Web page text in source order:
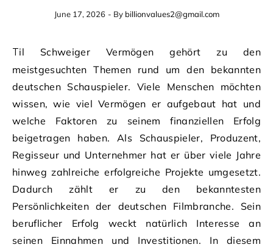
June 17, 2026 - By billionvalues2@gmail.com
Til Schweiger Vermögen gehört zu den
meistgesuchten Themen rund um den bekannten
deutschen Schauspieler. Viele Menschen möchten
wissen, wie viel Vermögen er aufgebaut hat und
welche Faktoren zu seinem finanziellen Erfolg
beigetragen haben. Als Schauspieler, Produzent,
Regisseur und Unternehmer hat er über viele Jahre
hinweg zahlreiche erfolgreiche Projekte umgesetzt.
Dadurch zählt er zu den bekanntesten
Persönlichkeiten der deutschen Filmbranche. Sein
beruflicher Erfolg weckt natürlich Interesse an
seinen Einnahmen und Investitionen. In diesem